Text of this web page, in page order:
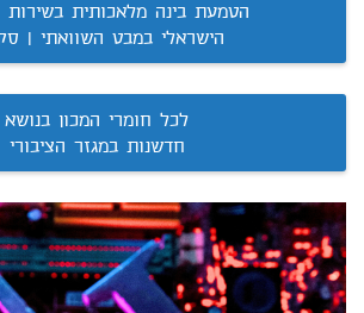
הטמעת בינה מלאכותית בשירות
הישראלי במבט השוואתי |
לכל חומרי המכון בנושא
חדשנות במגזר הציבורי